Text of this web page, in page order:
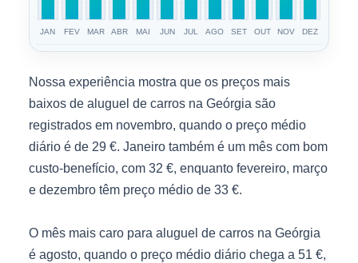
JAN FEV MAR ABR MAI JUN JUL AGO SET OUT NOV DEZ
Nossa experiência mostra que os preços mais
baixos de aluguel de carros na Geórgia são
registrados em novembro, quando o preço médio
diário é de 29 €. Janeiro também é um mês com bom
custo-benefício, com 32 €, enquanto fevereiro, março
e dezembro têm preço médio de 33 €.
O mês mais caro para aluguel de carros na Geórgia
é agosto, quando o preço médio diário chega a 51 €,